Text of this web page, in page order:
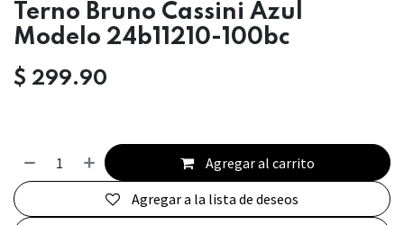
Terno Bruno Cassini Azul
Modelo 24b11210-100bc
$ 299.90
Agregar al carrito
Agregar a la lista de deseos